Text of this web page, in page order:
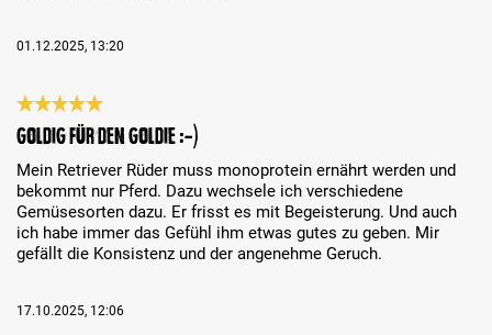
01.12.2025, 13:20
Review with rating of 5 out of 5 stars
Goldig für den Goldie :-)
Mein Retriever Rüder muss monoprotein ernährt werden und
bekommt nur Pferd. Dazu wechsele ich verschiedene
Gemüsesorten dazu. Er frisst es mit Begeisterung. Und auch
ich habe immer das Gefühl ihm etwas gutes zu geben. Mir
gefällt die Konsistenz und der angenehme Geruch.
17.10.2025, 12:06